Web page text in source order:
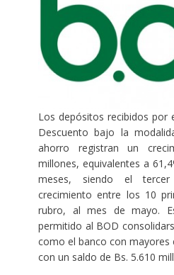
Los depósitos recibidos por
Descuento bajo la
ahorro registran un
millones, equivalentes a
meses, siendo el
crecimiento entre los 10
rubro, al mes de mayo.
permitido al BOD
como el banco con mayores
con un saldo de Bs. 5.610